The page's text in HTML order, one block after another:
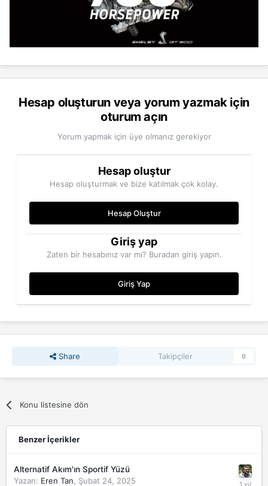
Hesap oluşturun veya yorum yazmak için
oturum açın
Yorum yapmak için üye olmanız gerekiyor
Hesap oluştur
Hesap oluşturmak ve bize katılmak çok kolay.
Hesap Oluştur
Giriş yap
Zaten bir hesabınız var mı? Buradan giriş yapın.
Giriş Yap
Share Takipçiler 0
Konu listesine dön
Benzer İçerikler
Alternatif Akım'ın Sportif Yüzü
Yazan: Eren Tan Şubat 24, 2025